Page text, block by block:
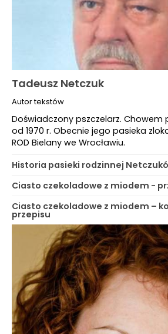
Tadeusz Netczuk
Autor tekstów
Doświadczony pszczelarz. Chowem
od 1970 r. Obecnie jego pasieka
ROD Bielany we Wrocławiu.
Historia pasieki rodzinnej
Ciasto czekoladowe z miodem -
Ciasto czekoladowe z miodem –
przepisu